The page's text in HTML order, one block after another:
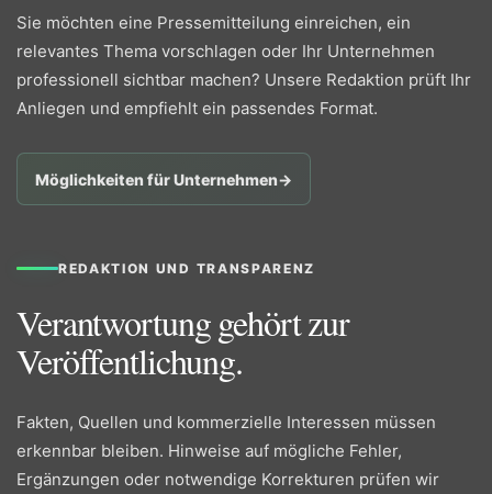
Sie möchten eine Pressemitteilung einreichen, ein
relevantes Thema vorschlagen oder Ihr Unternehmen
professionell sichtbar machen? Unsere Redaktion prüft Ihr
Anliegen und empfiehlt ein passendes Format.
Möglichkeiten für Unternehmen→
REDAKTION UND TRANSPARENZ
Verantwortung gehört zur
Veröffentlichung.
Fakten, Quellen und kommerzielle Interessen müssen
erkennbar bleiben. Hinweise auf mögliche Fehler,
Ergänzungen oder notwendige Korrekturen prüfen wir